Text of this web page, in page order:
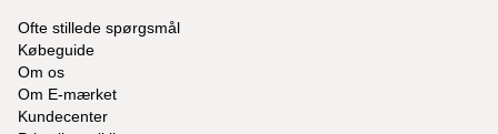
Ofte stillede spørgsmål
Købeguide
Om os
Om E-mærket
Kundecenter